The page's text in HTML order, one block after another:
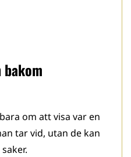
om att visa var en
tar vid, utan de kan